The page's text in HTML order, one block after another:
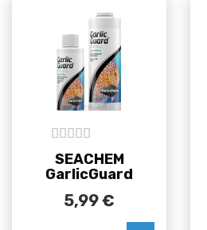
5out of 5
SEACHEM
GarlicGuard
5,99€